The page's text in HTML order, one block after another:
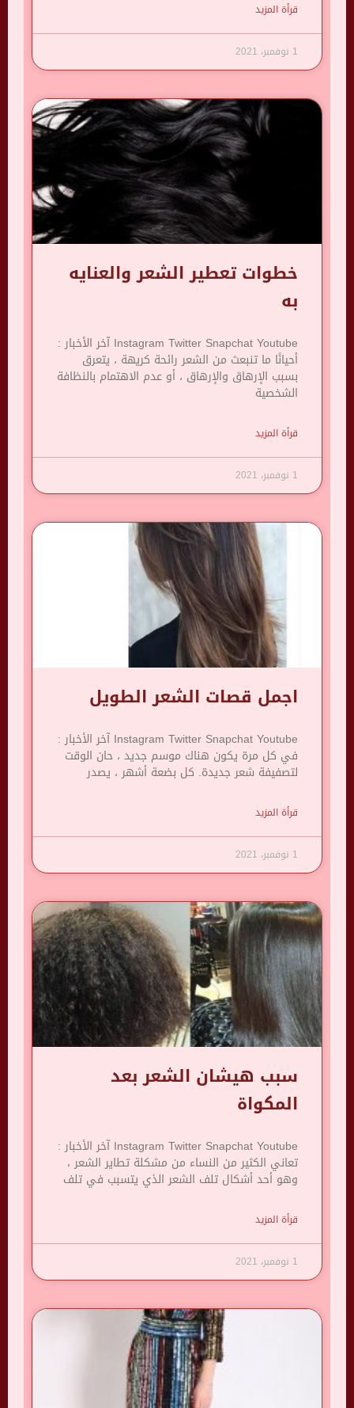
قرأة المزيد
1 نوفمبر، 2021
خطوات تعطير الشعر والعنايه
به
Instagram Twitter Snapchat Youtube آخر الأخبار :
أحيانًا ما تنبعث من الشعر رائحة كريهة ، يتعرق
بسبب الإرهاق والإرهاق ، أو عدم الاهتمام بالنظافة
الشخصية
قرأة المزيد
1 نوفمبر، 2021
اجمل قصات الشعر الطويل
Instagram Twitter Snapchat Youtube آخر الأخبار :
في كل مرة يكون هناك موسم جديد ، حان الوقت
لتصفيفة شعر جديدة. كل بضعة أشهر ، يصدر
قرأة المزيد
1 نوفمبر، 2021
سبب هيشان الشعر بعد
المكواة
Instagram Twitter Snapchat Youtube آخر الأخبار :
تعاني الكثير من النساء من مشكلة تطاير الشعر ،
وهو أحد أشكال تلف الشعر الذي يتسبب في تلف
قرأة المزيد
1 نوفمبر، 2021